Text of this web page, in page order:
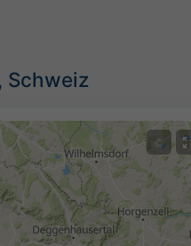
Schweiz
©